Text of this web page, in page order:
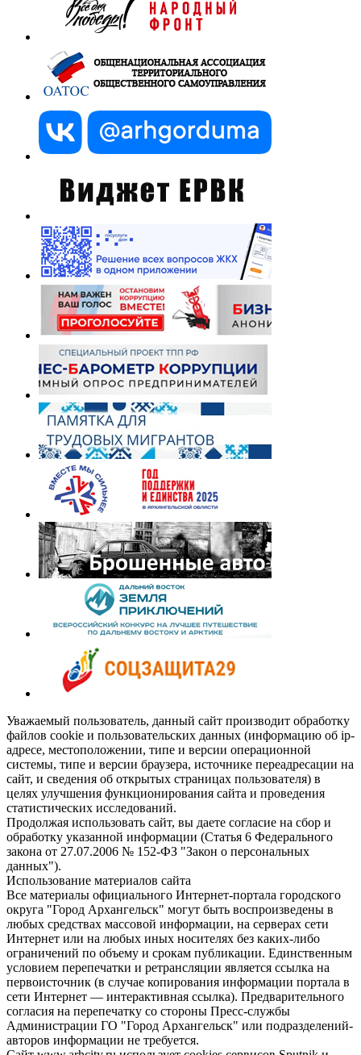
Уважаемый пользователь, данный сайт производит обработку
файлов cookie и пользовательских данных (информацию об ip-
адресе, местоположении, типе и версии операционной
системы, типе и версии браузера, источнике переадресации на
сайт, и сведения об открытых страницах пользователя) в
целях улучшения функционирования сайта и проведения
статистических исследований.
Продолжая использовать сайт, вы даете согласие на сбор и
обработку указанной информации (Статья 6 Федерального
закона от 27.07.2006 № 152-ФЗ "Закон о персональных
данных").
Использование материалов сайта
Все материалы официального Интернет-портала городского
округа "Город Архангельск" могут быть воспроизведены в
любых средствах массовой информации, на серверах сети
Интернет или на любых иных носителях без каких-либо
ограничений по объему и срокам публикации. Единственным
условием перепечатки и ретрансляции является ссылка на
первоисточник (в случае копирования информации портала в
сети Интернет — интерактивная ссылка). Предварительного
согласия на перепечатку со стороны Пресс-службы
Администрации ГО "Город Архангельск" или подразделений-
авторов информации не требуется.